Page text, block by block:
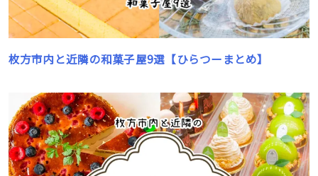
枚方市内と近隣の和菓子屋9選【ひらつーまとめ】